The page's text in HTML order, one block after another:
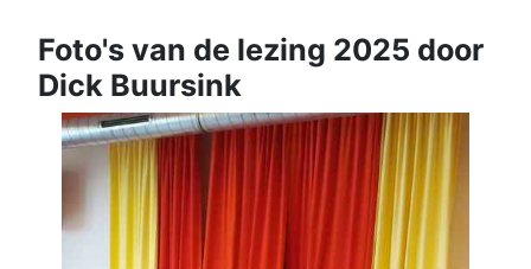
Foto's van de lezing 2025 door
Dick Buursink